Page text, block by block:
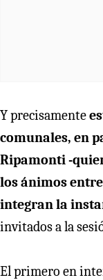
Y precisamente
comunales, en
Ripamonti -
los ánimos
integran la
invitados a la
El primero en